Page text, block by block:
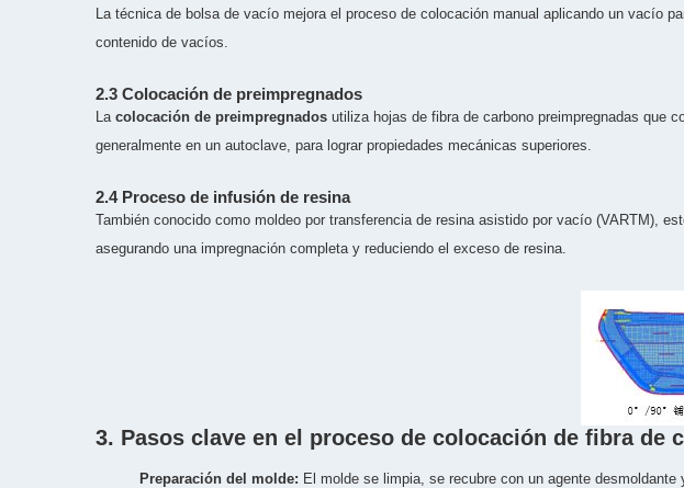
La técnica de bolsa de vacío mejora el proceso de colocación manual aplicando un vacío
contenido de vacíos.
2.3 Colocación de preimpregnados
La colocación de preimpregnados utiliza hojas de fibra de carbono preimpregnadas que
generalmente en un autoclave, para lograr propiedades mecánicas superiores.
2.4 Proceso de infusión de resina
También conocido como moldeo por transferencia de resina asistido por vacío (VARTM),
asegurando una impregnación completa y reduciendo el exceso de resina.
3. Pasos clave en el proceso de colocación de fibra de
Preparación del molde: El molde se limpia, se recubre con un agente